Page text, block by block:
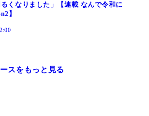
くなりました」【連載 なんで令和に
】
スをもっと見る